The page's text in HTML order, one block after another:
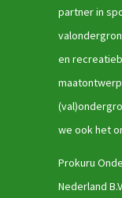
partner in
en
we ook het
Prokuru
Nederland